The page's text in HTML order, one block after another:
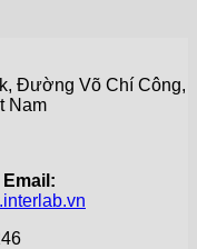
Đường Võ Chí Công,
Nam
Email: